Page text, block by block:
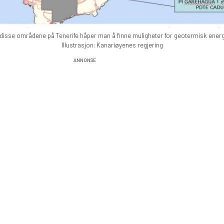
områdene på Tenerife håper man å finne muligheter for geotermisk
Illustrasjon: Kanariøyenes regjering